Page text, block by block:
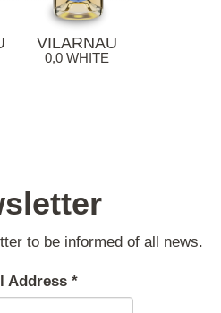
VILARNAU
0,0 WHITE
to be informed of all news.
Address *